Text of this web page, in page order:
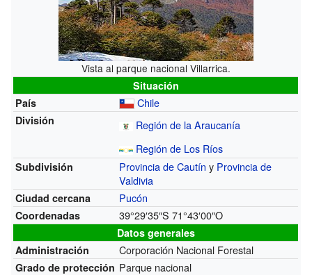
Vista al parque nacional Villarrica.
Situación
País
Chile
División
Región de la Araucanía
Región de Los Ríos
Subdivisión Provincia de Cautín y Provincia de
Valdivia
Ciudad cercana Pucón
Coordenadas 39°29′35″S 71°43′00″O
Datos generales
Administración
Corporación Nacional Forestal
Grado de protección Parque nacional